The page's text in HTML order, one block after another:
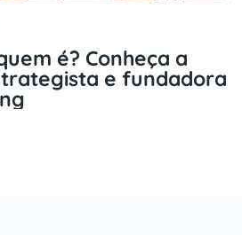
é? Conheça a
e fundadora